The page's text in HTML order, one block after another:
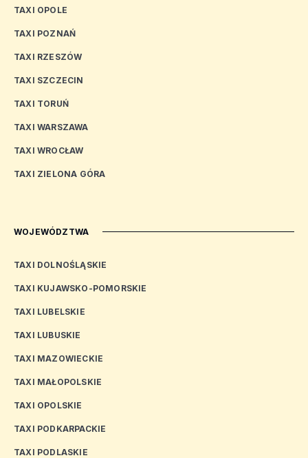
TAXI OPOLE
TAXI POZNAŃ
TAXI RZESZÓW
TAXI SZCZECIN
TAXI TORUŃ
TAXI WARSZAWA
TAXI WROCŁAW
TAXI ZIELONA GÓRA
WOJEWÓDZTWA
TAXI DOLNOŚLĄSKIE
TAXI KUJAWSKO-POMORSKIE
TAXI LUBELSKIE
TAXI LUBUSKIE
TAXI MAZOWIECKIE
TAXI MAŁOPOLSKIE
TAXI OPOLSKIE
TAXI PODKARPACKIE
TAXI PODLASKIE